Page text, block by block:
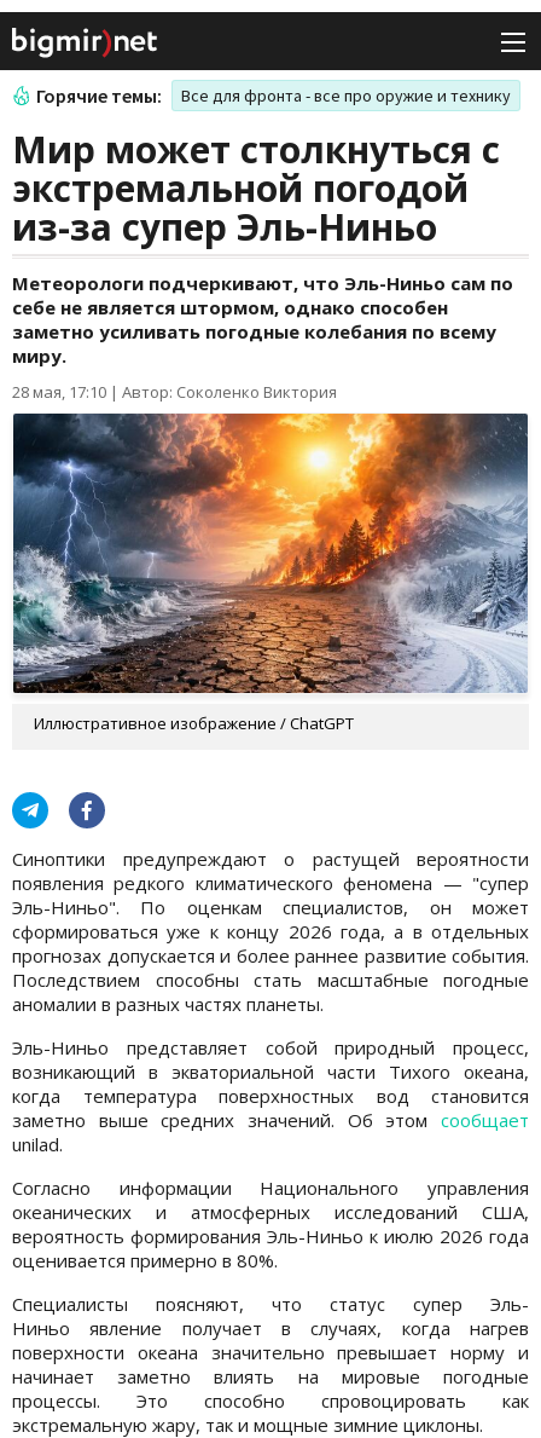
Горячие темы: Все для фронта - все про оружие и технику
Мир может столкнуться с
экстремальной погодой
из-за супер Эль-Ниньо
Метеорологи подчеркивают, что Эль-Ниньо сам по
себе не является штормом, однако способен
заметно усиливать погодные колебания по всему
миру.
28 мая, 17:10 | Автор: Соколенко Виктория
Иллюстративное изображение / ChatGPT
Синоптики предупреждают о растущей вероятности
появления редкого климатического феномена — "супер
Эль-Ниньо". По оценкам специалистов, он может
сформироваться уже к концу 2026 года, а в отдельных
прогнозах допускается и более раннее развитие события.
Последствием способны стать масштабные погодные
аномалии в разных частях планеты.
Эль-Ниньо представляет собой природный процесс,
возникающий в экваториальной части Тихого океана,
когда температура поверхностных вод становится
заметно выше средних значений. Об этом сообщает
unilad.
Согласно информации Национального управления
океанических и атмосферных исследований США,
вероятность формирования Эль-Ниньо к июлю 2026 года
оценивается примерно в 80%.
Специалисты поясняют, что статус супер Эль-
Ниньо явление получает в случаях, когда нагрев
поверхности океана значительно превышает норму и
начинает заметно влиять на мировые погодные
процессы. Это способно спровоцировать как
экстремальную жару, так и мощные зимние циклоны.